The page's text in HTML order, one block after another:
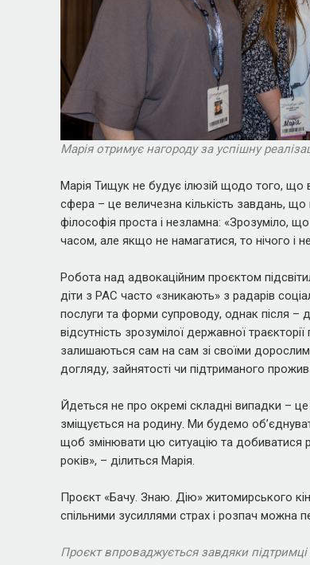
Марія отримує нагороду за успішну
Марія Тищук не будує ілюзій щодо того, що
сфера – це величезна кількість завдань, що
філософія проста і незламна: «Зрозуміло,
часом, але якщо не намагатися, то нічого і
Робота над адвокаційним проєктом
діти з РАС часто «зникають» з радарів
послуги та форми супроводу, однак після –
відсутність зрозумілої державної
залишаються сам на сам зі своїми
догляду, зайнятості чи підтриманого
Йдеться не про окремі складні випадки – це
зміщується на родину. Ми будемо
щоб змінювати цю ситуацію та добиватися
років», – ділиться Марія.
Проєкт «Бачу. Знаю. Дію» житомирського
спільними зусиллями страх і розпач можна
Проєкт впроваджується завдяки